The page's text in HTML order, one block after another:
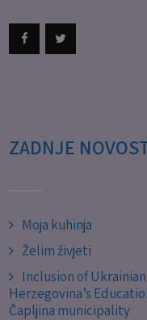
ZADNJE
Moja kuhinja
Želim živjeti
Inclusion of
Herzegovina’s
Čapljina municipality